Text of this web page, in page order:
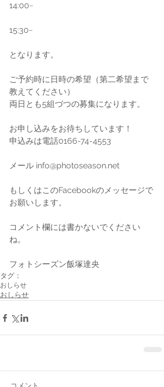
14:00~
15:30~
となります。
ご予約時に日時の希望（第二希望まで
教えてください）
両日とも5組づつの募集になります。
お申し込みをお待ちしています！
申込みは電話0166-74-4553
メール info@photoseason.net
もしくはこのFacebookのメッセージで
お願いします。
コメント欄には書かないでください
ね。
フォトシーズン飯塚達央
タグ：
おしらせ
おしらせ